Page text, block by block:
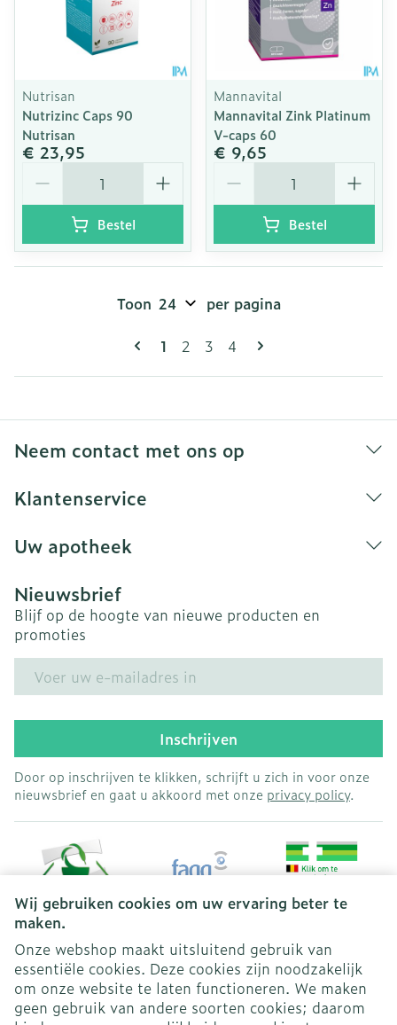
Wij gebruiken cookies om uw ervaring beter te
maken.
Onze webshop maakt uitsluitend gebruik van
essentiële cookies. Deze cookies zijn noodzakelijk
om onze website te laten functioneren. We maken
geen gebruik van andere soorten cookies; daarom
Nutrisan
Nutrizinc Caps 90
Nutrisan
€ 23,95
Bestel
Mannavital
Mannavital Zink Platinum
V-caps 60
€ 9,65
Bestel
Pagina's
U lees momenteel pagina
1 Pagina
2 Pagina
3 Pagina
4
Toon per pagina
Neem contact met ons op
Klantenservice
Uw apotheek
Nieuwsbrief
Blijf op de hoogte van nieuwe producten en
promoties
Inschrijven
Door op inschrijven te klikken, schrijft u zich in voor onze
nieuwsbrief en gaat u akkoord met onze privacy policy.
Juridische links